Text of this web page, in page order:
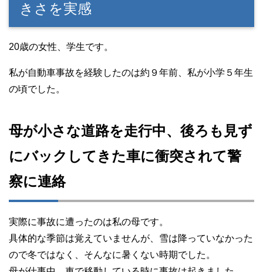
きさを実感
20歳の女性、学生です。
私が自動車事故を経験したのは約９年前、私が小学５年生
の頃でした。
母が小さな道路を走行中、後ろも見ず
にバックしてきた車に衝突されて警
察に連絡
実際に事故に遭ったのは私の母です。
具体的な季節は覚えていませんが、雪は降っていなかった
ので冬ではなく、そんなに暑くない時期でした。